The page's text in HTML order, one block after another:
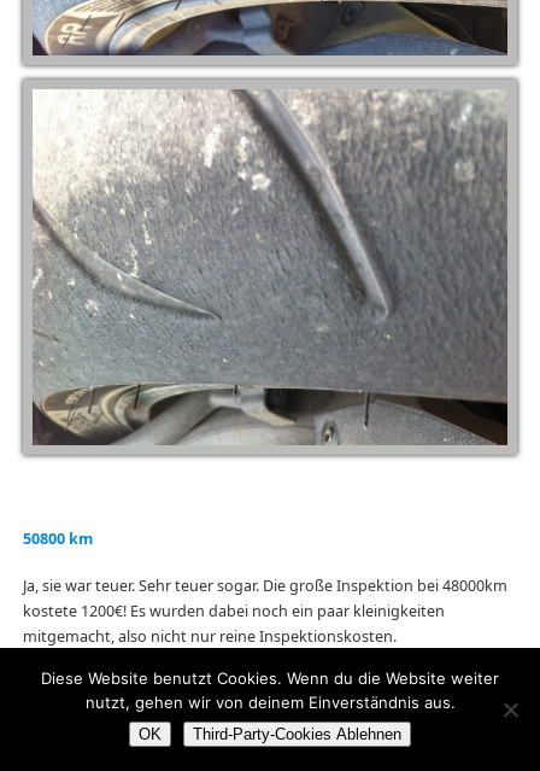
50800 km
Ja, sie war teuer. Sehr teuer sogar. Die große Inspektion bei 48000km
kostete 1200€! Es wurden dabei noch ein paar kleinigkeiten
mitgemacht, also nicht nur reine Inspektionskosten.
waren undicht und mußten erneuert werden. Wie oben erwähnt erst
die linke Seite, 2 Wochen später die rechte Seite. Das ist in meinen
Augen allerdings Verschleiss und kann passieren. Vor allem bei der
Diese Website benutzt Cookies. Wenn du die Website weiter
nutzt, gehen wir von deinem Einverständnis aus.
OK Third-Party-Cookies Ablehnen